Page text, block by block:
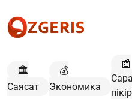
🏛️
Саясат
💰
Экономика
📰